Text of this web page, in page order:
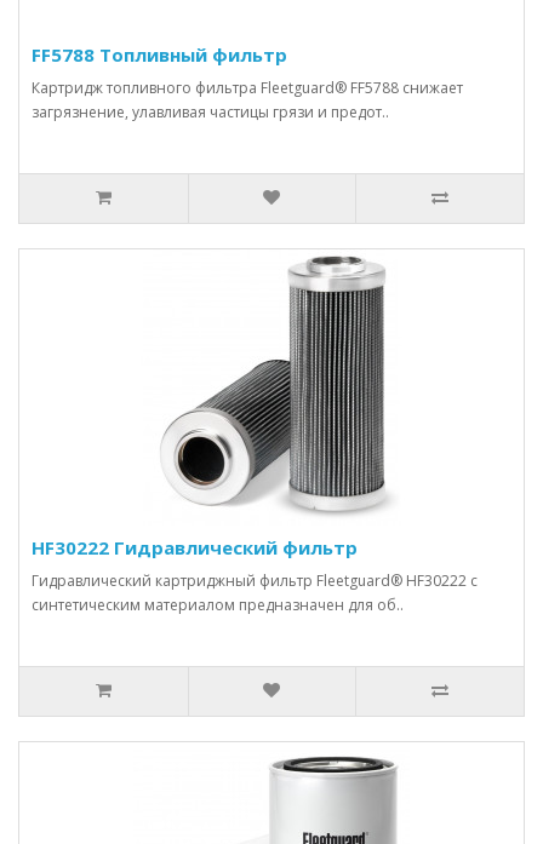
FF5788 Топливный фильтр
Картридж топливного фильтра Fleetguard® FF5788 снижает
загрязнение, улавливая частицы грязи и предот..
HF30222 Гидравлический фильтр
Гидравлический картриджный фильтр Fleetguard® HF30222 с
синтетическим материалом предназначен для об..